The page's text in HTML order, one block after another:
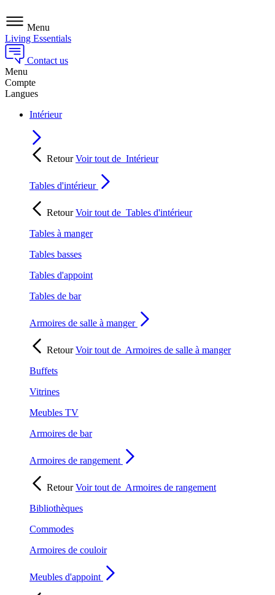
Menu
Living Essentials
Contact us
Menu
Compte
Langues
Intérieur
RetourVoir tout de Intérieur
Tables d'intérieur
RetourVoir tout de Tables d'intérieur
Tables à manger
Tables basses
Tables d'appoint
Tables de bar
Armoires de salle à manger
RetourVoir tout de Armoires de salle à manger
Buffets
Vitrines
Meubles TV
Armoires de bar
Armoires de rangement
RetourVoir tout de Armoires de rangement
Bibliothèques
Commodes
Armoires de couloir
Meubles d'appoint